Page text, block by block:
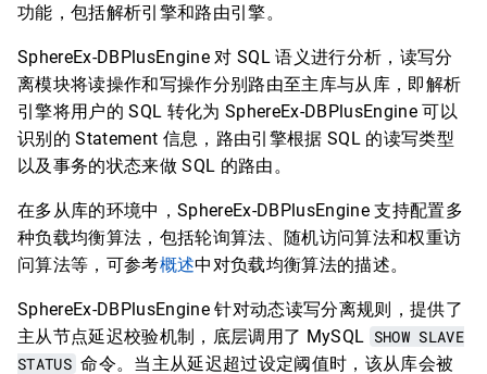
功能，包括解析引擎和路由引擎。
SphereEx-DBPlusEngine 对 SQL 语义进行分析，读写分
离模块将读操作和写操作分别路由至主库与从库，即解析
引擎将用户的 SQL 转化为 SphereEx-DBPlusEngine 可以
识别的 Statement 信息，路由引擎根据 SQL 的读写类型
以及事务的状态来做 SQL 的路由。
在多从库的环境中，SphereEx-DBPlusEngine 支持配置多
种负载均衡算法，包括轮询算法、随机访问算法和权重访
问算法等，可参考概述中对负载均衡算法的描述。
SphereEx-DBPlusEngine 针对动态读写分离规则，提供了
主从节点延迟校验机制，底层调用了 MySQL SHOW SLAVE
STATUS 命令。当主从延迟超过设定阈值时，该从库会被